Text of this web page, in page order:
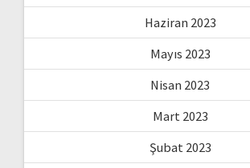
Haziran 2023
Mayıs 2023
Nisan 2023
Mart 2023
Şubat 2023